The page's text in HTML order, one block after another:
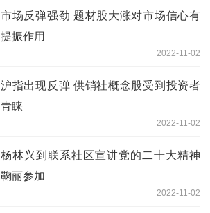
市场反弹强劲 题材股大涨对市场信心有
提振作用
2022-11-02
沪指出现反弹 供销社概念股受到投资者
青睐
2022-11-02
杨林兴到联系社区宣讲党的二十大精神
鞠丽参加
2022-11-02